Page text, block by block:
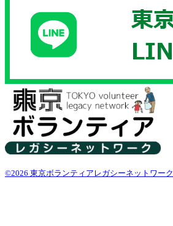
©2026 東京ボランティアレガシーネットワーク